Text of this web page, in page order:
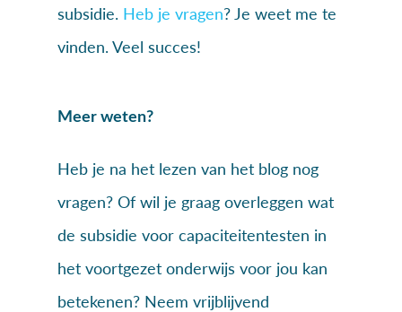
subsidie. Heb je vragen? Je weet me te
vinden. Veel succes!
Meer weten?
Heb je na het lezen van het blog nog
vragen? Of wil je graag overleggen wat
de subsidie voor capaciteitentesten in
het voortgezet onderwijs voor jou kan
betekenen? Neem vrijblijvend